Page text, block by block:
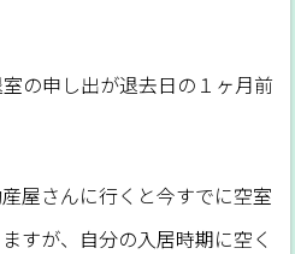
の申し出が退去日の１ヶ月前
屋さんに行くと今すでに空室
すが、自分の入居時期に空く